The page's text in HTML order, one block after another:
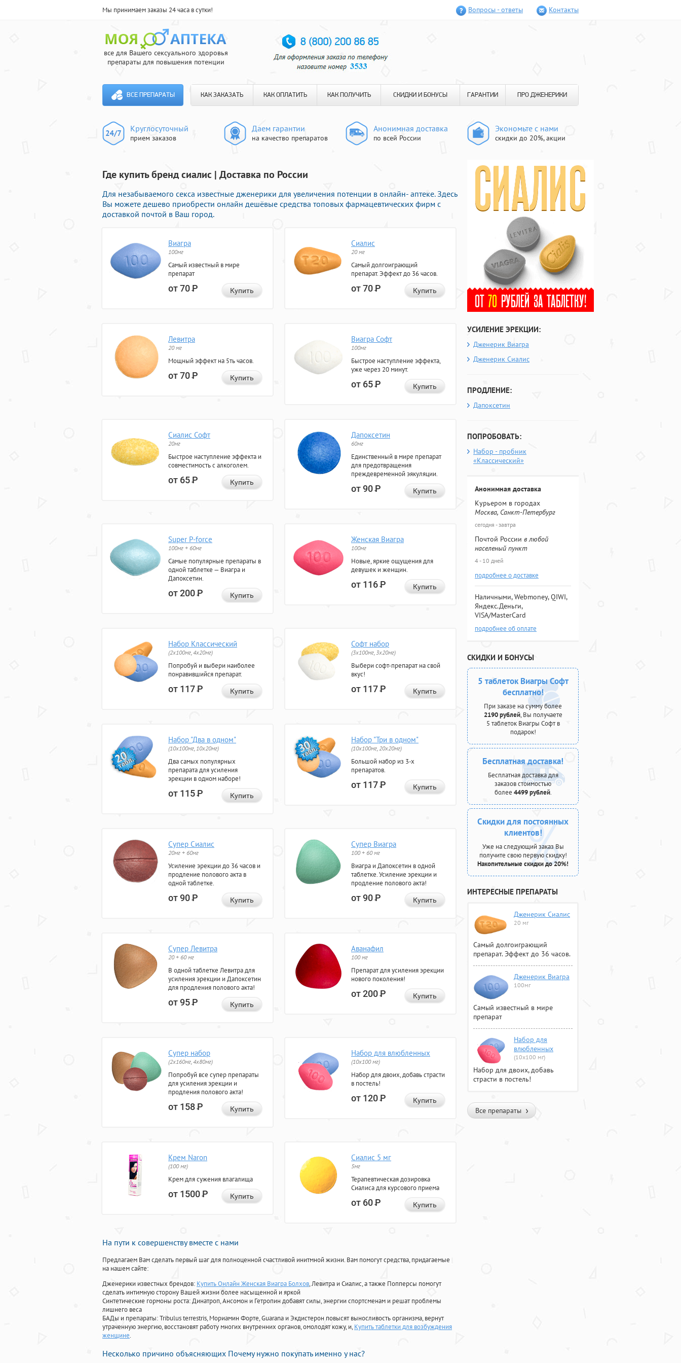
Мы принимаем заказы 24 часа в сутки! Вопросы - ответы Контакты
все для Вашего сексуального здоровья
препараты для повышения потенции
ВСЕ ПРЕПАРАТЫ КАК ЗАКАЗАТЬ КАК ОПЛАТИТЬ КАК ПОЛУЧИТЬ СКИДКИ И БОНУСЫ ГАРАНТИИ ПРО ДЖЕНЕРИКИ
Круглосуточный
прием заказов
Даем гарантии
на качество препаратов
Анонимная доставка
по всей России
Экономьте с нами
скидки до 20%, акции
Где купить бренд сиалис | Доставка по России
Для незабываемого секса известные дженерики для увеличения потенции в онлайн- аптеке. Здесь
Вы можете дешево приобрести онлайн дешёвые средства топовых фармацевтических фирм с
доставкой почтой в Ваш город.
Виагра
100мг
Самый известный в мире
препарат
от 70Р Купить
Сиалис
20 мг
Самый долгоиграющий
препарат. Эффект до 36 часов.
от 70Р Купить
Левитра
20 мг
Мощный эффект на 5ть часов.
от 70Р Купить
Виагра Софт
100мг
Быстрое наступление эффекта,
уже через 20 минут.
от 65Р Купить
Сиалис Софт
20мг
Быстрое наступление эффекта и
совместимость с алкоголем.
от 65Р Купить
Дапоксетин
60мг
Единственный в мире препарат
для предотвращения
преждевременной эякуляции.
от 90Р Купить
Super P-force
100мг + 60мг
Самые популярные препараты в
одной таблетке — Виагра и
Дапоксетин.
от 200Р Купить
Женская Виагра
100мг
Новые, яркие ощущения для
девушек и женщин.
от 116Р Купить
Набор Классический
(2x100мг, 4x20мг)
Попробуй и выбери наиболее
понравившийся препарат.
от 117Р Купить
Софт набор
(3x100мг, 3x20мг)
Выбери софт-препарат на свой
вкус!
от 117Р Купить
Набор "Два в одном"
(10x100мг, 10x20мг)
Два самых популярных
препарата для усиления
эрекции в одном наборе!
от 115Р Купить
Набор "Три в одном"
(10x100мг, 20x20мг)
Большой набор из 3-х
препаратов.
от 117Р Купить
Супер Сиалис
20мг + 60мг
Усиление эрекции до 36 часов и
продление полового акта в
одной таблетке.
от 90Р Купить
Супер Виагра
100 + 60 мг
Виагра и Дапоксетин в одной
таблетке. Усиление эрекции и
продление полового акта!
от 90Р Купить
Супер Левитра
20 + 60 мг
В одной таблетке Левитра для
усиления эрекции и Дапоксетин
для продления полового акта!
от 95Р Купить
Аванафил
100 мг
Препарат для усиления эрекции
нового поколения!
от 200Р Купить
Супер набор
(2х160мг, 4х80мг)
Попробуй все супер препараты
для усиления эрекции и
продления полового акта!
от 158Р Купить
Набор для влюбленных
(10х100 мг)
Набор для двоих, добавь страсти
в постель!
от 120Р Купить
Крем Naron
(100 мг)
Крем для сужения влагалища
от 1500Р Купить
Сиалис 5 мг
5мг
Терапевтическая дозировка
Сиалиса для курсового приема
от 60Р Купить
На пути к совершенству вместе с нами
Предлагаем Вам сделать первый шаг для полноценной счастливой инитмной жизни. Вам помогут средства, придагаемые
на нашем сайте:
Дженерики известных брендов: Купить Онлайн Женская Виагра Болхов, Левитра и Сиалис, а также Попперсы помогут
сделать интимную сторону Вашей жизни более насыщенной и яркой
Синтетические гормоны роста: Динатроп, Ансомон и Гетропин добавят силы, энергии спортсменам и решат проблемы
лишнего веса
БАДы и препараты:Tribulus terrestris, Мориамин Форте, Guarana и Экдистерон повысят выносливость организма, вернут
утраченную энергию, восстановят работу многих внутренних органов, омолодят кожу, и, Купить таблетки для возбуждения
женщине.
Несколько причино объясняющих Почему нужно покупать именно у нас?
УСИЛЕНИЕ ЭРЕКЦИИ:
Дженерик Виагра
Дженерик Сиалис
ПРОДЛЕНИЕ:
Дапоксетин
ПОПРОБОВАТЬ:
Набор - пробник
«Классический»
Анонимная доставка
Курьером в городах
Москва, Санкт-Петербург
сегодня - завтра
Почтой России в любой
населеный пункт
4 - 10 дней
подробнее о доставке
Наличными, Webmoney, QIWI,
Яндекс.Деньги,
VISA/MasterCard
подробнее об оплате
СКИДКИ И БОНУСЫ
5 таблеток Виагры Софт
бесплатно!
При заказе на сумму более
2190 рублей, Вы получаете
5 таблеток Виагры Софт в
подарок!
Бесплатная доставка!
Бесплатная доставка для
заказов стоимостью
более 4499 рублей.
Скидки для постоянных
клиентов!
Уже на следующий заказ Вы
получите свою первую скидку!
Накопительные скидки до 20%!
ИНТЕРЕСНЫЕ ПРЕПАРАТЫ
Дженерик Сиалис
20 мг
Самый долгоиграющий
препарат. Эффект до 36 часов.
Дженерик Виагра
100мг
Самый известный в мире
препарат
Набор для
влюбленных
(10х100 мг)
Набор для двоих, добавь
страсти в постель!
Все препараты